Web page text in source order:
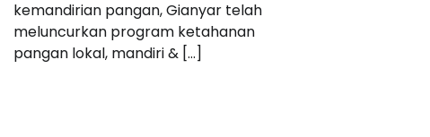
kemandirian pangan, Gianyar telah
meluncurkan program ketahanan
pangan lokal, mandiri & […]